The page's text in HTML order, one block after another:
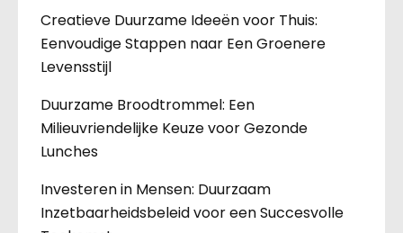
Creatieve Duurzame Ideeën voor Thuis:
Eenvoudige Stappen naar Een Groenere
Levensstijl
Duurzame Broodtrommel: Een
Milieuvriendelijke Keuze voor Gezonde
Lunches
Investeren in Mensen: Duurzaam
Inzetbaarheidsbeleid voor een Succesvolle